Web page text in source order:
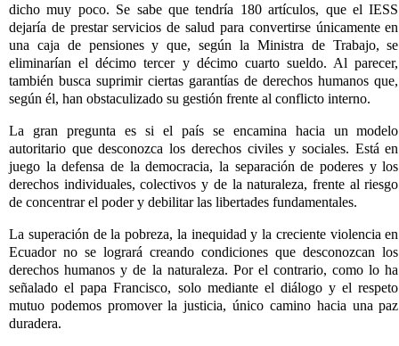
dicho muy poco. Se sabe que tendría 180 artículos, que el IESS
dejaría de prestar servicios de salud para convertirse únicamente en
una caja de pensiones y que, según la Ministra de Trabajo, se
eliminarían el décimo tercer y décimo cuarto sueldo. Al parecer,
también busca suprimir ciertas garantías de derechos humanos que,
según él, han obstaculizado su gestión frente al conflicto interno.
La gran pregunta es si el país se encamina hacia un modelo
autoritario que desconozca los derechos civiles y sociales. Está en
juego la defensa de la democracia, la separación de poderes y los
derechos individuales, colectivos y de la naturaleza, frente al riesgo
de concentrar el poder y debilitar las libertades fundamentales.
La superación de la pobreza, la inequidad y la creciente violencia en
Ecuador no se logrará creando condiciones que desconozcan los
derechos humanos y de la naturaleza. Por el contrario, como lo ha
señalado el papa Francisco, solo mediante el diálogo y el respeto
mutuo podemos promover la justicia, único camino hacia una paz
duradera.